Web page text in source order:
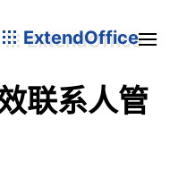
ExtendOffice
联系人管